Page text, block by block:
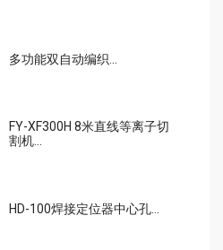
多功能双自动编织...
FY-XF300H 8米直线等离子切
割机...
HD-100焊接定位器中心孔...